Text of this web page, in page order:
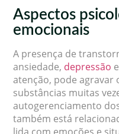
Aspectos
emocionais
A presença de
ansiedade, depressão
atenção, pode agravar
substâncias muitas
autogerenciamento
também está